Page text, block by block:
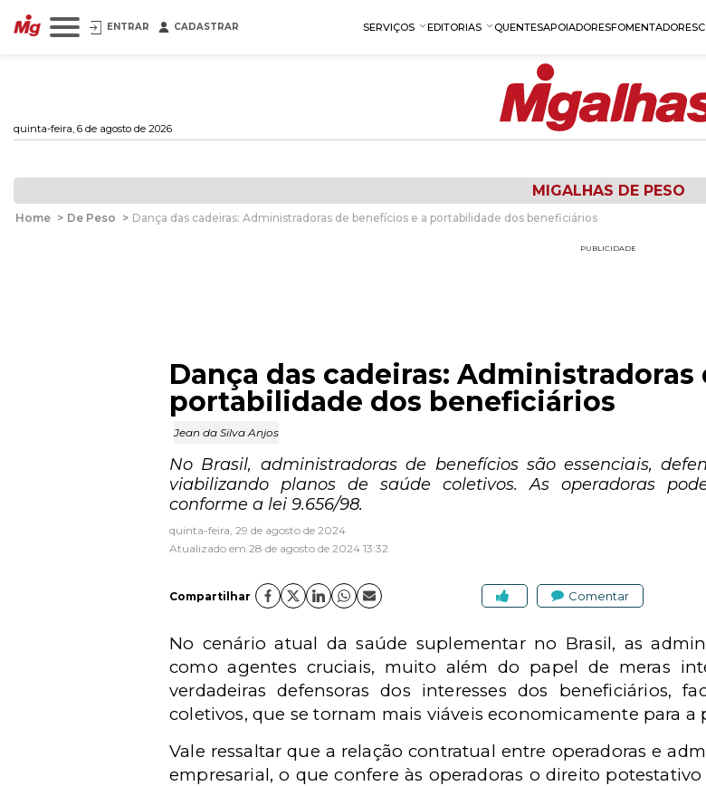
ENTRAR CADASTRAR SERVIÇOS EDITORIAS QUENTESAPOIADORESFOMENTADORES
quinta-feira, 6 de agosto de 2026
MIGALHAS DE PESO
Home > De Peso > Dança das cadeiras: Administradoras de benefícios e a portabilidade dos beneficiários
PUBLICIDADE
Dança das cadeiras: Administradoras
portabilidade dos beneficiários
Jean da Silva Anjos
No Brasil, administradoras de benefícios são essenciais,
viabilizando planos de saúde coletivos. As operadoras
conforme a lei 9.656/98.
quinta-feira, 29 de agosto de 2024
Atualizado em 28 de agosto de 2024 13:32
Compartilhar Comentar
No cenário atual da saúde suplementar no Brasil, as
como agentes cruciais, muito além do papel de meras
verdadeiras defensoras dos interesses dos beneficiários,
coletivos, que se tornam mais viáveis economicamente para a
Vale ressaltar que a relação contratual entre operadoras e
empresarial, o que confere às operadoras o direito